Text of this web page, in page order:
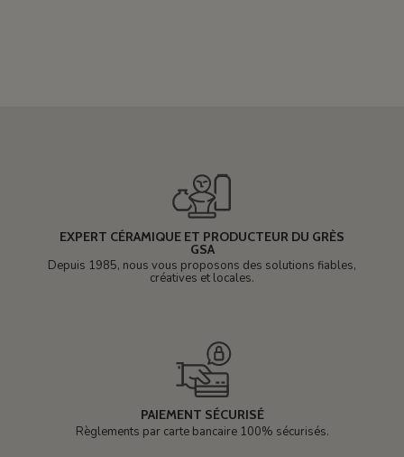
EXPERT CÉRAMIQUE ET PRODUCTEUR DU GRÈS
GSA
Depuis 1985, nous vous proposons des solutions fiables,
créatives et locales.
PAIEMENT SÉCURISÉ
Règlements par carte bancaire 100% sécurisés.